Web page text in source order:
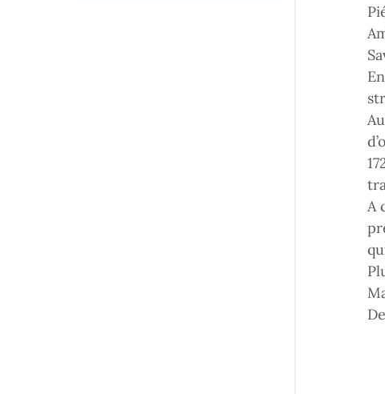
A